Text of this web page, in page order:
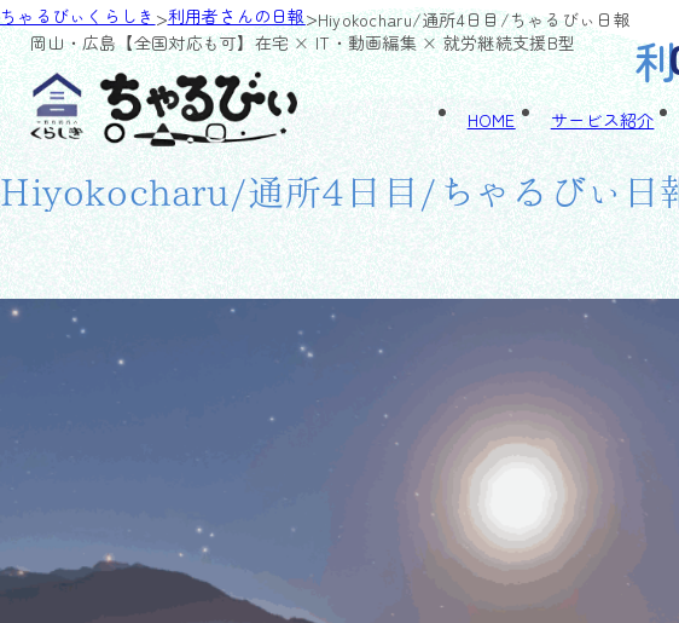
岡山・広島【全国対応も可】在宅 × IT・動画編集 × 就労継続支援B型
HOME サービス紹介
ちゃるびぃくらしき>利用者さんの日報>Hiyokocharu/通所4日目/ちゃるびぃ日報
Hiyokocharu/通所4日目/ちゃるびぃ日